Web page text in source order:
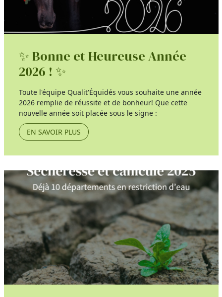
✨ Bonne et Heureuse Année
2026 ! ✨
Toute l'équipe Qualit'Équidés vous souhaite une année
2026 remplie de réussite et de bonheur! Que cette
nouvelle année soit placée sous le signe :
EN SAVOIR PLUS